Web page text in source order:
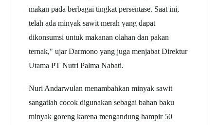
makan pada berbagai tingkat persentase. Saat ini,
telah ada minyak sawit merah yang dapat
dikonsumsi untuk makanan olahan dan pakan
ternak," ujar Darmono yang juga menjabat Direktur
Utama PT Nutri Palma Nabati.
Nuri Andarwulan menambahkan minyak sawit
sangatlah cocok digunakan sebagai bahan baku
minyak goreng karena mengandung hampir 50